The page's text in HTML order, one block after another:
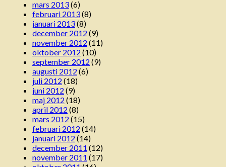
mars 2013(6)
februari 2013(8)
januari 2013(8)
december 2012 (9)
november 2012 (11)
oktober 2012 (10)
september 2012 (9)
augusti 2012 (6)
juli 2012 (18)
juni 2012 (9)
maj 2012 (18)
april 2012 (8)
mars 2012 (15)
februari 2012 (14)
januari 2012 (14)
december 2011 (12)
november 2011 (17)